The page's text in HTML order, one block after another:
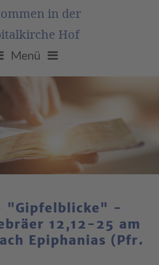
in der
Hof
Menü
"Gipfelblicke" -
12,12-25 am
Epiphanias (Pfr.